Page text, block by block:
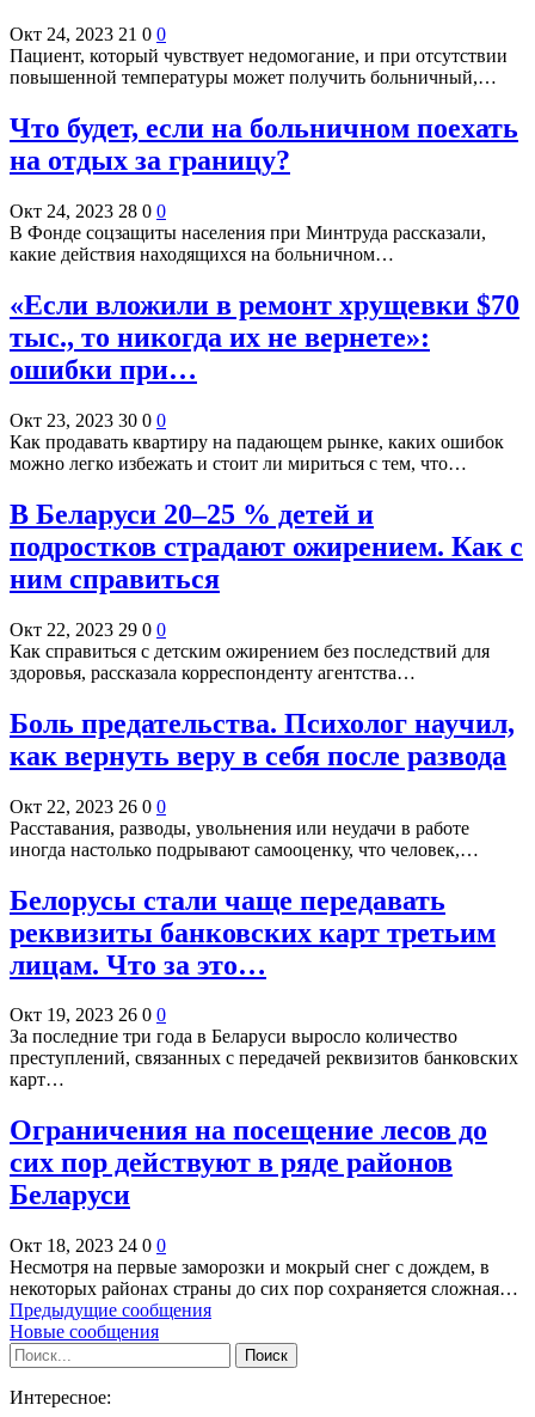
Окт 24, 2023 21 0 0
Пациент, который чувствует недомогание, и при отсутствии
повышенной температуры может получить больничный,…
Что будет, если на больничном поехать
на отдых за границу?
Окт 24, 2023 28 0 0
В Фонде соцзащиты населения при Минтруда рассказали,
какие действия находящихся на больничном…
«Если вложили в ремонт хрущевки $70
тыс., то никогда их не вернете»:
ошибки при…
Окт 23, 2023 30 0 0
Как продавать квартиру на падающем рынке, каких ошибок
можно легко избежать и стоит ли мириться с тем, что…
В Беларуси 20–25 % детей и
подростков страдают ожирением. Как с
ним справиться
Окт 22, 2023 29 0 0
Как справиться с детским ожирением без последствий для
здоровья, рассказала корреспонденту агентства…
Боль предательства. Психолог научил,
как вернуть веру в себя после развода
Окт 22, 2023 26 0 0
Расставания, разводы, увольнения или неудачи в работе
иногда настолько подрывают самооценку, что человек,…
Белорусы стали чаще передавать
реквизиты банковских карт третьим
лицам. Что за это…
Окт 19, 2023 26 0 0
За последние три года в Беларуси выросло количество
преступлений, связанных с передачей реквизитов банковских
карт…
Ограничения на посещение лесов до
сих пор действуют в ряде районов
Беларуси
Окт 18, 2023 24 0 0
Несмотря на первые заморозки и мокрый снег с дождем, в
некоторых районах страны до сих пор сохраняется сложная…
Предыдущие сообщения
Новые сообщения
Интересное: